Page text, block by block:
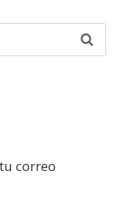
correo